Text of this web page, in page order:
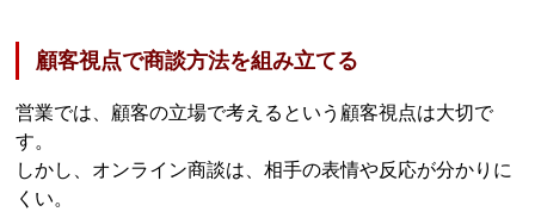
顧客視点で商談方法を組み立てる
営業では、顧客の立場で考えるという顧客視点は大切で
す。
しかし、オンライン商談は、相手の表情や反応が分かりに
くい。